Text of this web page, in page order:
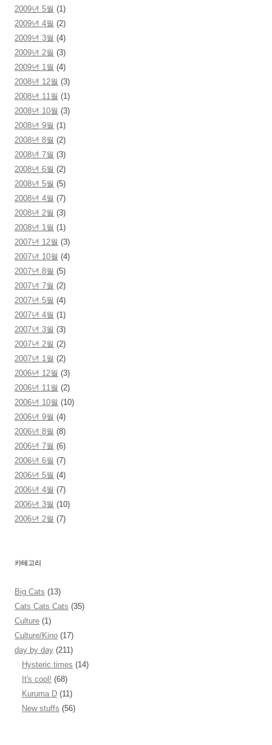
2009년 5월 (1)
2009년 4월 (2)
2009년 3월 (4)
2009년 2월 (3)
2009년 1월 (4)
2008년 12월 (3)
2008년 11월 (1)
2008년 10월 (3)
2008년 9월 (1)
2008년 8월 (2)
2008년 7월 (3)
2008년 6월 (2)
2008년 5월 (5)
2008년 4월 (7)
2008년 2월 (3)
2008년 1월 (1)
2007년 12월 (3)
2007년 10월 (4)
2007년 8월 (5)
2007년 7월 (2)
2007년 5월 (4)
2007년 4월 (1)
2007년 3월 (3)
2007년 2월 (2)
2007년 1월 (2)
2006년 12월 (3)
2006년 11월 (2)
2006년 10월 (10)
2006년 9월 (4)
2006년 8월 (8)
2006년 7월 (6)
2006년 6월 (7)
2006년 5월 (4)
2006년 4월 (7)
2006년 3월 (10)
2006년 2월 (7)
카테고리
Big Cats (13)
Cats Cats Cats (35)
Culture (1)
Culture/Kino (17)
day by day (211)
Hysteric times (14)
It's cool! (68)
Kuruma D (11)
New stuffs (56)